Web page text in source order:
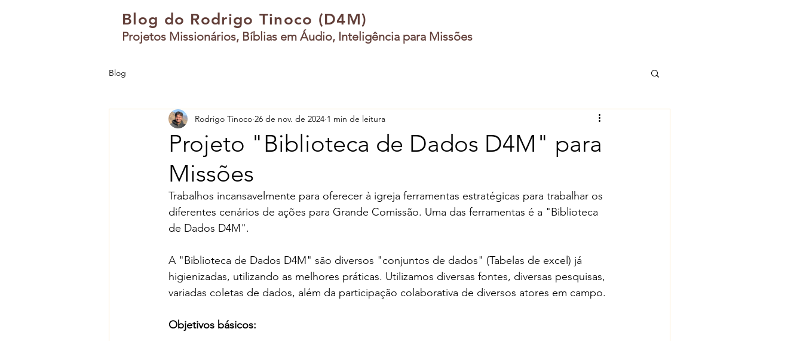
Blog do Rodrigo Tinoco (D4M)
Projetos Missionários, Bíblias em Áudio, Inteligência para Missões
Blog
Projeto "Biblioteca de Dados D4M" para
Missões
Rodrigo Tinoco 26 de nov. de 2024 1 min de leitura
Trabalhos incansavelmente para oferecer à igreja ferramentas estratégicas para trabalhar os
diferentes cenários de ações para Grande Comissão. Uma das ferramentas é a "Biblioteca
de Dados D4M".
A "Biblioteca de Dados D4M" são diversos "conjuntos de dados" (Tabelas de excel) já
higienizadas, utilizando as melhores práticas. Utilizamos diversas fontes, diversas pesquisas,
variadas coletas de dados, além da participação colaborativa de diversos atores em campo.
Objetivos básicos: